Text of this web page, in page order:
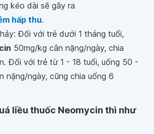
kéo dài sẽ gây ra
hấp thu.
Đối với trẻ dưới 1 tháng tuổi,
50mg/kg cân nặng/ngày, chia
Đối với trẻ từ 1 - 18 tuổi, uống 50 -
nặng/ngày, cũng chia uống 6
liều thuốc Neomycin thì như